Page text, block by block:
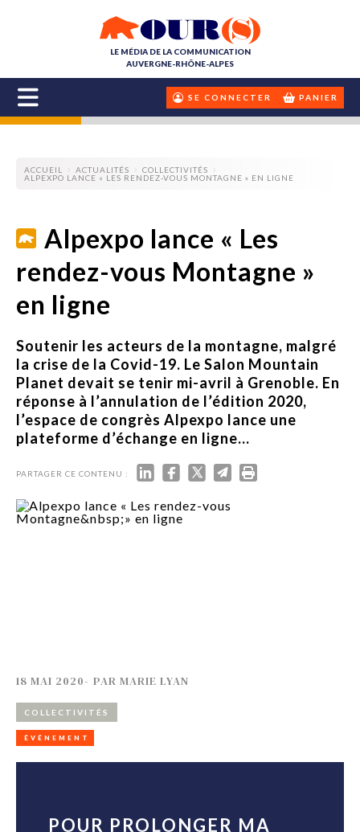
LE MÉDIA DE LA COMMUNICATION
AUVERGNE-RHÔNE-ALPES
SE CONNECTER PANIER
ACCUEIL ACTUALITÉS
COLLECTIVITÉS
ALPEXPO LANCE « LES RENDEZ-VOUS MONTAGNE » EN LIGNE
Alpexpo lance « Les
rendez-vous Montagne »
en ligne
Soutenir les acteurs de la montagne, malgré
la crise de la Covid-19. Le Salon Mountain
Planet devait se tenir mi-avril à Grenoble. En
réponse à l’annulation de l’édition 2020,
l’espace de congrès Alpexpo lance une
plateforme d’échange en ligne...
PARTAGER CE CONTENU :
18 MAI 2020- PAR MARIE LYAN
COLLECTIVITÉS
ÉVÉNEMENT
POUR PROLONGER MA